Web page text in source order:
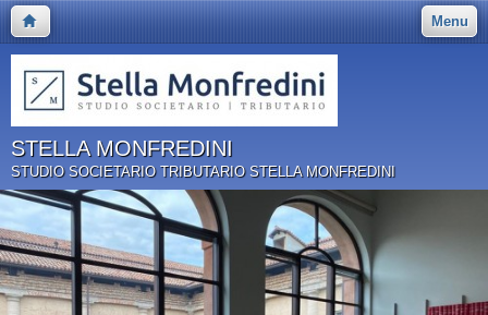
Menu
STELLA MONFREDINI
STUDIO SOCIETARIO TRIBUTARIO STELLA MONFREDINI